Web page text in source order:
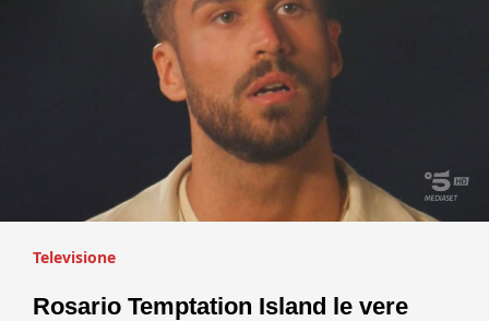
Televisione
Rosario Temptation Island le vere